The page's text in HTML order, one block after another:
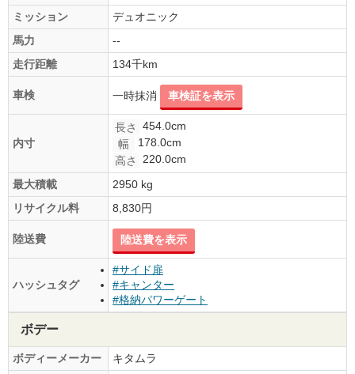
ミッション
デュオニック
馬力
--
走行距離
134千km
車検 一時抹消 車検証を表示
内寸
長さ
454.0cm
幅
178.0cm
高さ
220.0cm
最大積載
2950 kg
リサイクル料
8,830円
陸送費 陸送費を表示
ハッシュタグ
#サイド扉
#キャンター
#格納パワーゲート
ボデー
ボディーメーカー
キタムラ